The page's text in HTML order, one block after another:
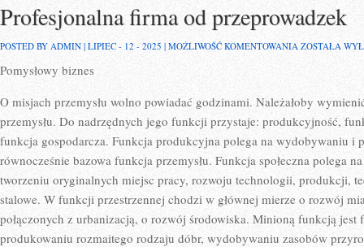
Profesjonalna firma od przeprowadzek
POSTED BY ADMIN | LIPIEC - 12 - 2025 | MOŻLIWOŚĆ KOMENTOWANIA ZOSTAŁA
Pomysłowy biznes
O misjach przemysłu wolno powiadać godzinami. Należałoby
przemysłu. Do nadrzędnych jego funkcji przystaje: produkcyjność,
funkcja gospodarcza. Funkcja produkcyjna polega na wydobywaniu i
równocześnie bazowa funkcja przemysłu. Funkcja społeczna polega
tworzeniu oryginalnych miejsc pracy, rozwoju technologii, produkcji,
stalowe. W funkcji przestrzennej chodzi w głównej mierze o rozwój
połączonych z urbanizacją, o rozwój środowiska. Minioną funkcją
produkowaniu rozmaitego rodzaju dóbr, wydobywaniu zasobów